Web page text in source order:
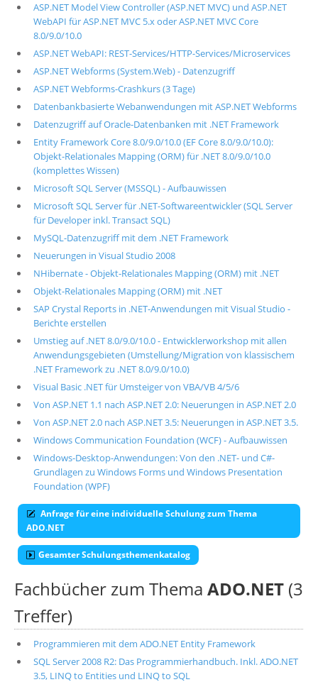
ASP.NET Model View Controller (ASP.NET MVC) und ASP.NET
WebAPI für ASP.NET MVC 5.x oder ASP.NET MVC Core
8.0/9.0/10.0
ASP.NET WebAPI: REST-Services/HTTP-Services/Microservices
ASP.NET Webforms (System.Web) - Datenzugriff
ASP.NET Webforms-Crashkurs (3 Tage)
Datenbankbasierte Webanwendungen mit ASP.NET Webforms
Datenzugriff auf Oracle-Datenbanken mit .NET Framework
Entity Framework Core 8.0/9.0/10.0 (EF Core 8.0/9.0/10.0):
Objekt-Relationales Mapping (ORM) für .NET 8.0/9.0/10.0
(komplettes Wissen)
Microsoft SQL Server (MSSQL) - Aufbauwissen
Microsoft SQL Server für .NET-Softwareentwickler (SQL Server
für Developer inkl. Transact SQL)
MySQL-Datenzugriff mit dem .NET Framework
Neuerungen in Visual Studio 2008
NHibernate - Objekt-Relationales Mapping (ORM) mit .NET
Objekt-Relationales Mapping (ORM) mit .NET
SAP Crystal Reports in .NET-Anwendungen mit Visual Studio -
Berichte erstellen
Umstieg auf .NET 8.0/9.0/10.0 - Entwicklerworkshop mit allen
Anwendungsgebieten (Umstellung/Migration von klassischem
.NET Framework zu .NET 8.0/9.0/10.0)
Visual Basic .NET für Umsteiger von VBA/VB 4/5/6
Von ASP.NET 1.1 nach ASP.NET 2.0: Neuerungen in ASP.NET 2.0
Von ASP.NET 2.0 nach ASP.NET 3.5: Neuerungen in ASP.NET 3.5.
Windows Communication Foundation (WCF) - Aufbauwissen
Windows-Desktop-Anwendungen: Von den .NET- und C#-
Grundlagen zu Windows Forms und Windows Presentation
Foundation (WPF)
Anfrage für eine individuelle Schulung zum Thema
ADO.NET
Gesamter Schulungsthemenkatalog
Fachbücher zum Thema ADO.NET (3
Treffer)
Programmieren mit dem ADO.NET Entity Framework
SQL Server 2008 R2: Das Programmierhandbuch. Inkl. ADO.NET
3.5, LINQ to Entities und LINQ to SQL